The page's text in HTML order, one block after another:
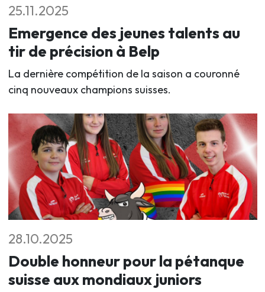
25.11.2025
Emergence des jeunes talents au
tir de précision à Belp
La dernière compétition de la saison a couronné
cinq nouveaux champions suisses.
28.10.2025
Double honneur pour la pétanque
suisse aux mondiaux juniors